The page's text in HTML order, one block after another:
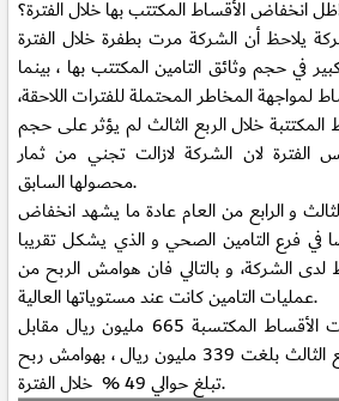
خلال الفترة؟!
يلاحظ أن الشركة مرت بطفرة خلال الفترة
في حجم وثائق التامين المكتتب بها ، بينما
المخاطر المحتملة للفترات اللاحقة،
خلال الربع الثالث لم يؤثر على حجم
الفترة لان الشركة لازالت تجني من ثمار
محصولها السابق.
و الرابع من العام عادة ما يشهد انخفاض
فرع التامين الصحي و الذي يشكل تقريبا
لدى الشركة، و بالتالي فان هوامش الربح من
عمليات التامين كانت عند مستوياتها العالية.
و كما يوضح الجدول بلغت الأقساط المكتسبة 665 مليون ريال مقابل
مطالبات متكبدة خلال الربع الثالث بلغت 339 مليون ريال ، بهوامش ربح
تبلغ حوالي 49 % خلال الفترة.